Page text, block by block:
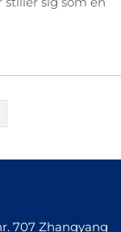
707 Zhangyang